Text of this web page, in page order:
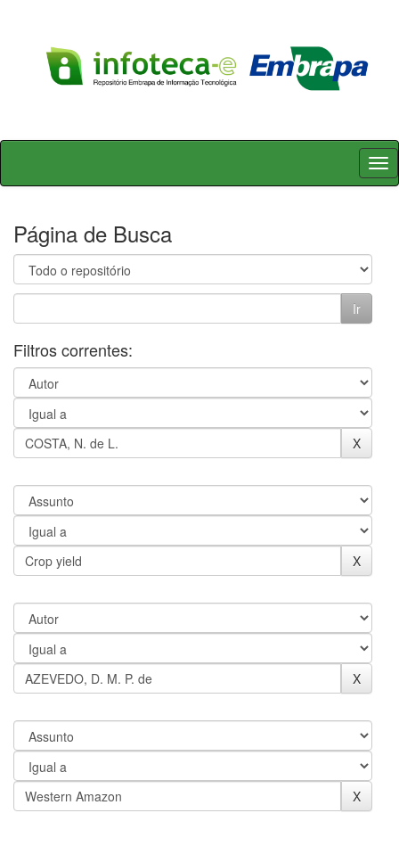
Skip
Página de Busca
Filtros correntes: